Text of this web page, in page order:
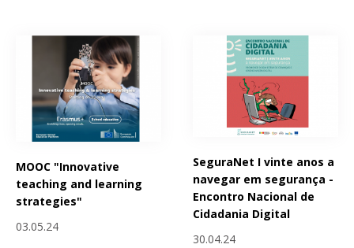
MOOC "Innovative
teaching and learning
strategies"
03.05.24
SeguraNet I vinte anos a
navegar em segurança -
Encontro Nacional de
Cidadania Digital
30.04.24
Páginas